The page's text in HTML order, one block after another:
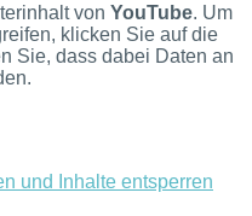
von YouTube. Um
klicken Sie auf die
Sie, dass dabei Daten an
und Inhalte entsperren